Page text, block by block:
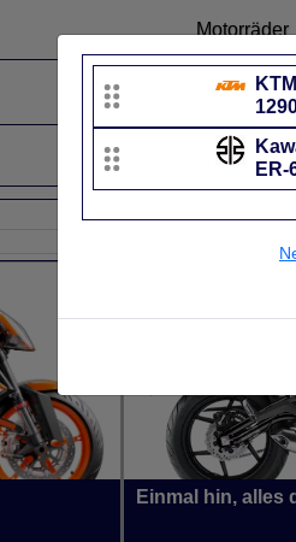
Motorräder
Kawasaki
UVP
Einmal hin, alles
KTM
ER-